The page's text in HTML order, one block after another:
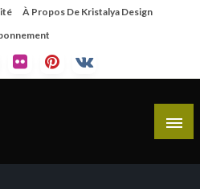
À Propos De Kristalya Design
De Mobilier Créatif